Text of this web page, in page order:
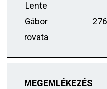
Lente
Gábor
rovata
276
MEGEMLÉKEZÉS